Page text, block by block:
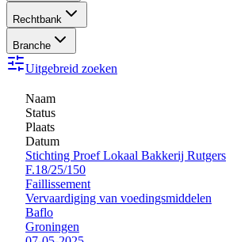
Rechtbank
Branche
Uitgebreid zoeken
Naam
Status
Plaats
Datum
Stichting Proef Lokaal Bakkerij Rutgers
F.18/25/150
Faillissement
Vervaardiging van voedingsmiddelen
Baflo
Groningen